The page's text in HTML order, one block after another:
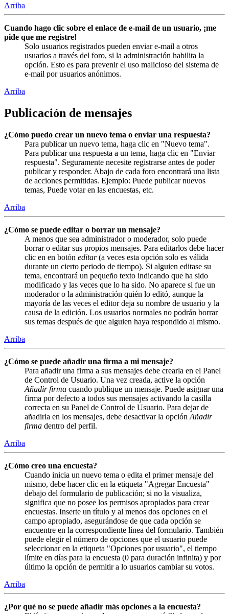
Arriba
Cuando hago clic sobre el enlace de e-mail de un usuario, ¡me
pide que me registre!
Solo usuarios registrados pueden enviar e-mail a otros
usuarios a través del foro, si la administración habilita la
opción. Esto es para prevenir el uso malicioso del sistema de
e-mail por usuarios anónimos.
Arriba
Publicación de mensajes
¿Cómo puedo crear un nuevo tema o enviar una respuesta?
Para publicar un nuevo tema, haga clic en "Nuevo tema".
Para publicar una respuesta a un tema, haga clic en "Enviar
respuesta". Seguramente necesite registrarse antes de poder
publicar y responder. Abajo de cada foro encontrará una lista
de acciones permitidas. Ejemplo: Puede publicar nuevos
temas, Puede votar en las encuestas, etc.
Arriba
¿Cómo se puede editar o borrar un mensaje?
A menos que sea administrador o moderador, solo puede
borrar o editar sus propios mensajes. Para editarlos debe hacer
clic en en botón editar(a veces esta opción solo es válida
durante un cierto periodo de tiempo). Si alguien editase su
tema, encontrará un pequeño texto indicando que ha sido
modificado y las veces que lo ha sido. No aparece si fue un
moderador o la administración quién lo editó, aunque la
mayoría de las veces el editor deja su nombre de usuario y la
causa de la edición. Los usuarios normales no podrán borrar
sus temas después de que alguien haya respondido al mismo.
Arriba
¿Cómo se puede añadir una firma a mi mensaje?
Para añadir una firma a sus mensajes debe crearla en el Panel
de Control de Usuario. Una vez creada, active la opción
Añadir firma cuando publique un mensaje. Puede asignar una
firma por defecto a todos sus mensajes activando la casilla
correcta en su Panel de Control de Usuario. Para dejar de
añadirla en los mensajes, debe desactivar la opción Añadir
firma dentro del perfil.
Arriba
¿Cómo creo una encuesta?
Cuando inicia un nuevo tema o edita el primer mensaje del
mismo, debe hacer clic en la etiqueta "Agregar Encuesta"
debajo del formulario de publicación; si no la visualiza,
significa que no posee los permisos apropiados para crear
encuestas. Inserte un título y al menos dos opciones en el
campo apropiado, asegurándose de que cada opción se
encuentre en la correspondiente línea del formulario. También
puede elegir el número de opciones que el usuario puede
seleccionar en la etiqueta "Opciones por usuario", el tiempo
límite en días para la encuesta (0 para duración infinita) y por
último la opción de permitir a lo usuarios cambiar su votos.
Arriba
¿Por qué no se puede añadir más opciones a la encuesta?